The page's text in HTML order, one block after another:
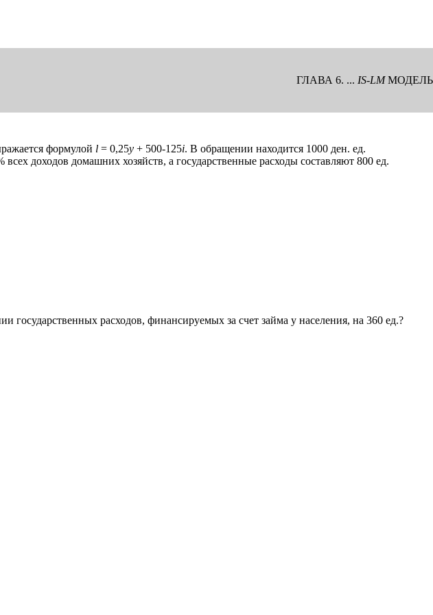
ГЛАВА 6. ... IS-LMМОДЕЛЬ
формулой l = 0,25y + 500-125i. В обращении находится 1000 ден. ед.
всех доходов домашних хозяйств, а государственные расходы составляют 800 ед.
расходов, финансируемых за счет займа у населения, на 360 ед.?